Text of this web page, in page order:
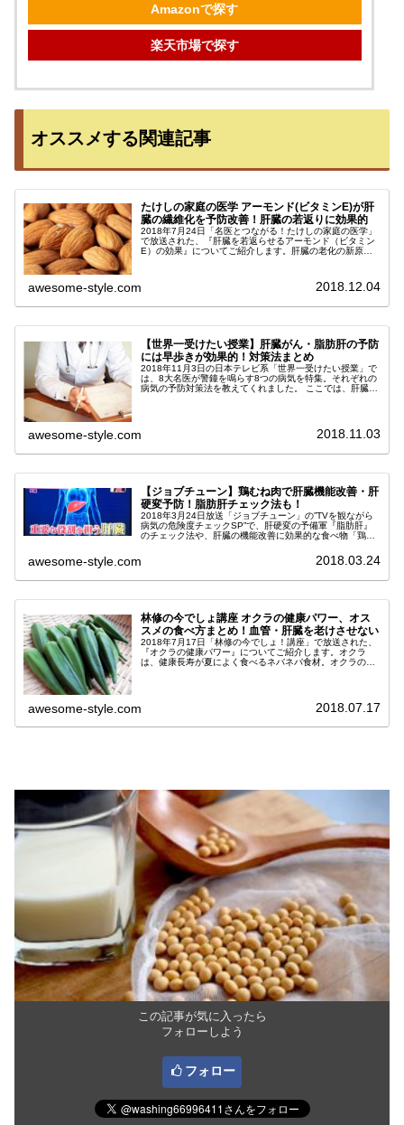
Amazonで探す
楽天市場で探す
オススメする関連記事
たけしの家庭の医学 アーモンド(ビタミンE)が肝
臓の繊維化を予防改善！肝臓の若返りに効果的
2018年7月24日「名医とつながる！たけしの家庭の医学」
で放送された、『肝臓を若返らせるアーモンド（ビタミン
E）の効果』についてご紹介します。肝臓の老化の新原因
awesome-style.com 2018.12.04
【世界一受けたい授業】肝臓がん・脂肪肝の予防
には早歩きが効果的！対策法まとめ
2018年11月3日の日本テレビ系「世界一受けたい授業」で
は、8大名医が警鐘を鳴らす8つの病気を特集。それぞれの
病気の予防対策法を教えてくれました。 ここでは、肝臓癌
awesome-style.com 2018.11.03
【ジョブチューン】鶏むね肉で肝臓機能改善・肝
硬変予防！脂肪肝チェック法も！
2018年3月24日放送「ジョブチューン」の”TVを観ながら
病気の危険度チェックSP”で、肝硬変の予備軍『脂肪肝』
のチェック法や、肝臓の機能改善に効果的な食べ物「鶏む
awesome-style.com 2018.03.24
林修の今でしょ講座 オクラの健康パワー、オス
スメの食べ方まとめ！血管・肝臓を老けさせない
2018年7月17日「林修の今でしょ！講座」で放送された、
『オクラの健康パワー』についてご紹介します。オクラ
は、健康長寿が夏によく食べるネバネバ食材。オクラのネ
awesome-style.com 2018.07.17
この記事が気に入ったら
フォローしよう
フォロー